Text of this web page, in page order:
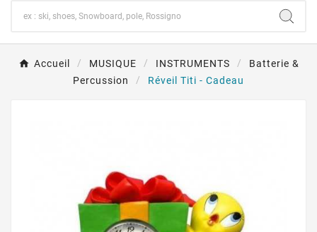
Accueil MUSIQUE INSTRUMENTS
Batterie &
Percussion
Réveil Titi - Cadeau